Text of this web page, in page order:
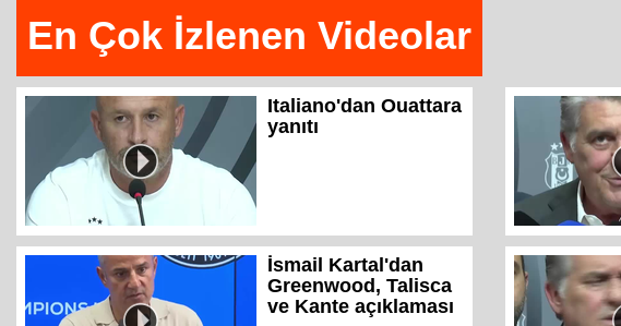
En Çok İzlenen Videolar
Italiano'dan Ouattara
yanıtı
İsmail Kartal'dan
Greenwood, Talisca
ve Kante açıklaması